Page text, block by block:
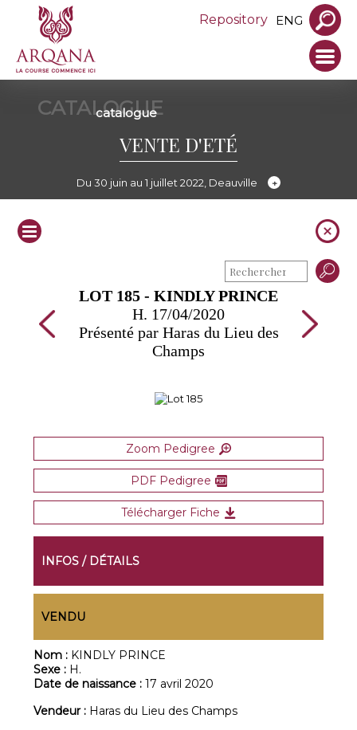
Repository ENG
CATALOGUE
catalogue
VENTE D'ETÉ
Du 30 juin au 1 juillet 2022, Deauville
LOT 185 - KINDLY PRINCE
H. 17/04/2020
Présenté par Haras du Lieu des
Champs
Zoom Pedigree
PDF Pedigree
Télécharger Fiche
INFOS / DÉTAILS
VENDU
Nom : KINDLY PRINCE
Sexe : H.
Date de naissance :17 avril 2020
Vendeur : Haras du Lieu des Champs